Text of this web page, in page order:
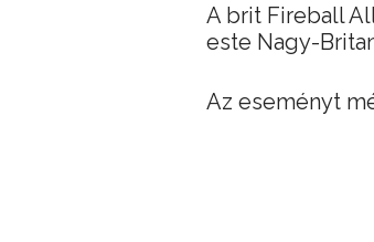
A brit Fireball
este Nagy-
Az eseményt